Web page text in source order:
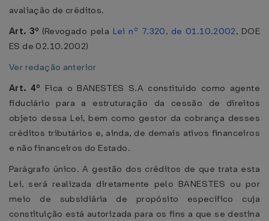
avaliação de créditos.
Art. 3º (Revogado pela Lei nº 7.320, de 01.10.2002, DOE
ES de 02.10.2002)
Ver redação anterior
Art. 4º Fica o BANESTES S.A constituído como agente
fiduciário para a estruturação da cessão de direitos
objeto dessa Lei, bem como gestor da cobrança desses
créditos tributários e, ainda, de demais ativos financeiros
e não financeiros do Estado.
Parágrafo único. A gestão dos créditos de que trata esta
Lei, será realizada diretamente pelo BANESTES ou por
meio de subsidiária de propósito específico cuja
constituição está autorizada para os fins a que se destina